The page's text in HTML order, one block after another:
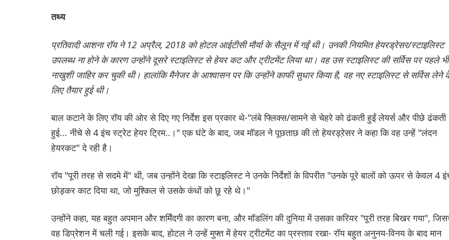
तथ्य
प्रतिवादी आशना रॉय ने 12 अप्रैल, 2018 को होटल आईटीसी मौर्या के सैलून में गईं थी। उनकी नियमित हेयरड्रेसर/स्टाइलिस्ट
उपलब्ध ना होने के कारण उन्होंने दूसरे स्टाइलिस्ट से हेयर कट और ट्रीटमेंट लिया था। वह उस स्टाइलिस्ट की सर्विस पर पहले भी
नाखुशी जाहिर कर चुकी थी। हालांकि मैनेजर के आश्वासन पर कि उन्होंने काफी सुधार किया है, वह नए स्टाइलिस्ट से सर्विस लेने
‌लिए तैयार हुई थी।
बाल कटाने के लिए रॉय की ओर से दिए गए निर्देश इस प्रकार थे-"लंबे फ्लिक्स/सामने से चेहरे को ढंकती हुईं लेयर्स और पीछे ढंकती
हुई... नीचे से 4 इंच स्ट्रेट हेयर ट्रिम..।" एक घंटे के बाद, जब मॉडल ने पूछताछ की तो हेयरड्ऱेसर ने कहा कि वह उन्हें "लंदन
हेयरकट" दे रही है।
रॉय "पूरी तरह से सदमे में" थी, जब उन्होंने देखा कि स्टाइलिस्ट ने उनके निर्देशों के विपरीत "उनके पूरे बालों को ऊपर से केवल 4
छोड़कर काट दिया था, जो मुश्किल से उसके कंधों को छू रहे थे।"
उन्होंने कहा, यह बहुत अपमान और शर्मिंदगी का कारण बना, और मॉडलिंग की दुनिया में उसका करियर "पूरी तरह बिखर गया",
वह डिप्रेशन में चली गई। इसके बाद, होटल ने उन्हें मुफ्त में हेयर ट्रीटमेंट का प्रस्ताव रखा- रॉय बहुत अनुनय-विनय के बाद मान